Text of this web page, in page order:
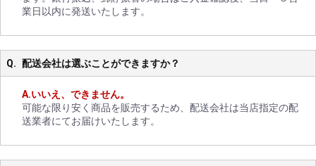
業日以内に発送いたします。
配送会社は選ぶことができますか？
いいえ、できません。
可能な限り安く商品を販売するため、配送会社は当店指定の配
送業者にてお届けいたします。